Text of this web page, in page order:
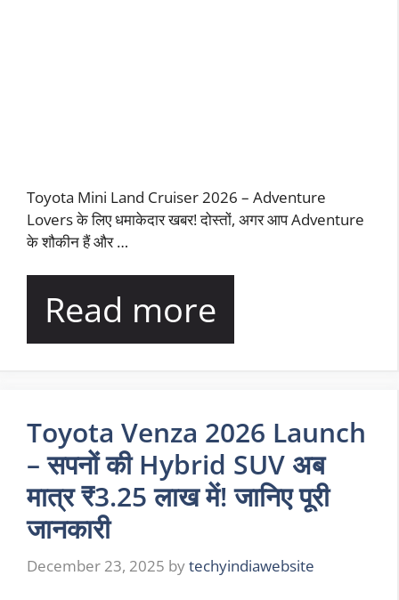
Toyota Mini Land Cruiser 2026 – Adventure
Lovers के लिए धमाकेदार खबर! दोस्तों, अगर आप Adventure
के शौकीन हैं और …
Read more
Toyota Venza 2026 Launch
– सपनों की Hybrid SUV अब
मात्र ₹3.25 लाख में! जानिए पूरी
जानकारी
December 23, 2025 bytechyindiawebsite